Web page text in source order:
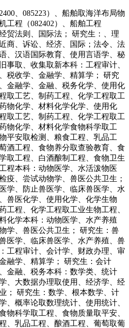
、085223）、船舶取海洋布局物
工程（082402）、船舶工程
贸法则、国际法； 研究生：、理
商、诉讼、经济、国际；法令、法
、汉语国际教育、使用言语学、秘
事取、收集取新本科：工程审计、
税收学、金融学、精算学； 研究
金融学、金融、税务化学、使用化
取工艺、制药工程、化学工程取工
物化学、材料化学化学、使用化
取工艺、制药工程、化学工程取工
物化学、材料化学食物科学取工
平安取检测、粮食工程、乳品工
酒工程、食物养分取查验教育、食
取工程、白酒酿制工程、食物卫生
程本科：动物医学、水活泼物医
疫、尝试动物学、兽医公共卫生；
学、防止兽医学、临床兽医学、水
兽医化学、使用化学、化学生物
工程、化学工程取工业生物工程、
化学本科：动物医学、水产养殖
学、兽医公共卫生； 研究生：兽
医学、临床兽医学、水产养殖、兽
工程审计、会计学、财政办理、审
融学、精算学； 研究生：会计
金融、税务本科：数学类、统计
、大数据办理取使用、经济学、经
； 研究生：数学、根本数学、计
、概率论取数理统计、使用统计、
物科学取工程、食物质量取平安、
、乳品工程、酿酒工程、葡萄取葡